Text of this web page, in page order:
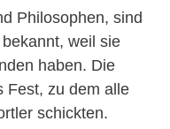
Philosophen, sind
weil sie
haben. Die
Fest, zu dem alle
schickten.